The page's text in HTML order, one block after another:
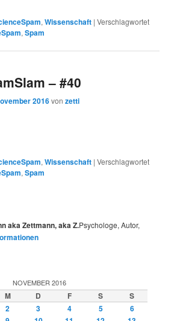
,Wissenschaft |Verschlagwortet
,Spam
– #40
2016vonzetti
,Wissenschaft |Verschlagwortet
,Spam
aka Zettmann, aka Z.Psychologe, Autor,
NOVEMBER 2016
M D F S
S
2 3 4 5
6